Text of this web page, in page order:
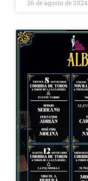
26 de agosto de 2024